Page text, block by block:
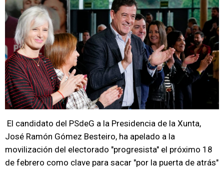
El candidato del PSdeG a la Presidencia de la Xunta,
José Ramón Gómez Besteiro, ha apelado a la
movilización del electorado "progresista" el próximo 18
de febrero como clave para sacar "por la puerta de atrás"